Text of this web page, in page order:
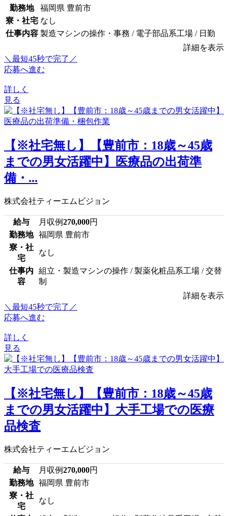
勤務地
福岡県 豊前市
寮・社宅 なし
仕事内容 製造マシンの操作・事務 / 電子部品系工場 / 日勤
詳細を表示
＼最短45秒で完了／
応募へ進む
詳しく
見る
【※社宅無し】【豊前市：18歳～45歳
までの男女活躍中】医療品の出荷準
備・...
株式会社ティーエムビジョン
給与 月収例270,000円
勤務地
福岡県 豊前市
寮・社
宅
なし
仕事内
容
組立・製造マシンの操作 / 製薬化粧品系工場 / 交替
制
詳細を表示
＼最短45秒で完了／
応募へ進む
詳しく
見る
【※社宅無し】【豊前市：18歳～45歳
までの男女活躍中】大手工場での医療
品検査
株式会社ティーエムビジョン
給与 月収例270,000円
勤務地
福岡県 豊前市
寮・社
宅
なし